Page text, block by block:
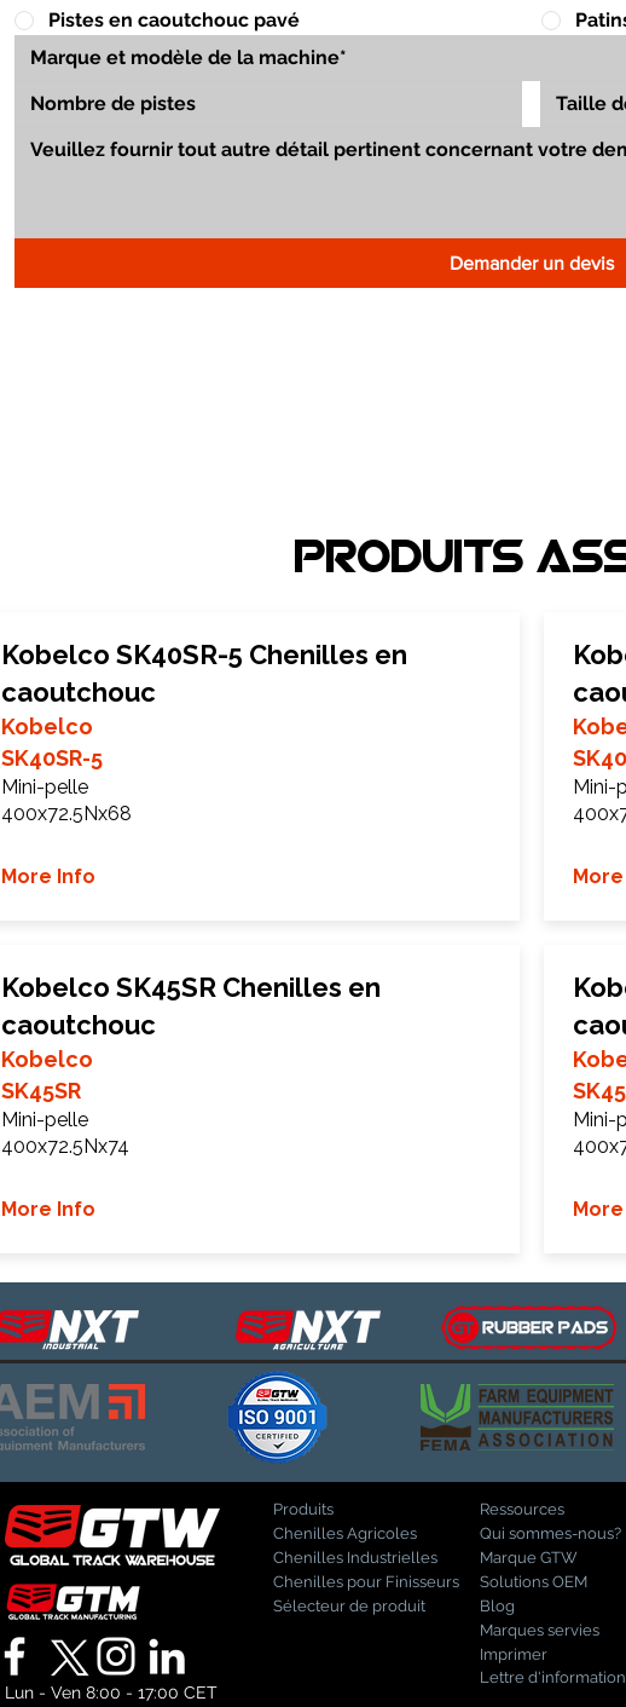
Pistes en caoutchouc pavé
Demander un devis
Produits
Kobelco SK40SR-5 Chenilles en
caoutchouc
Kobelco
SK40SR-5
Mini-pelle
400x72.5Nx68
More Info
Kobelco SK45SR Chenilles en
caoutchouc
Kobelco
SK45SR
Mini-pelle
400x72.5Nx74
More Info
Mini-
Mini-
Lun - Ven 8:00 - 17:00 CET
Produits
Chenilles Agricoles
Chenilles Industrielles
Chenilles pour Finisseurs
Sélecteur de produit
Ressources
Qui sommes-nous?
Marque GTW
Solutions OEM
Blog
Marques servies
Imprimer
Lettre d'information